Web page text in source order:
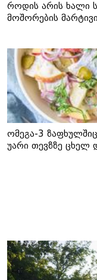
როდის არის ხალი
მოშორების
ომეგა-3
უარი თევზზე ცხელ